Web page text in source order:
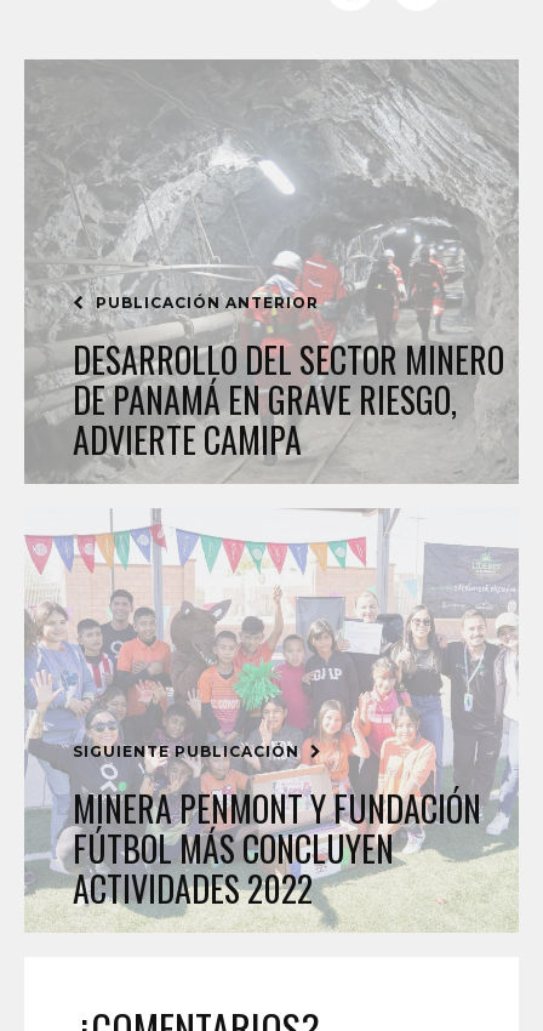
PUBLICACIÓN ANTERIOR
DESARROLLO DEL SECTOR MINERO
DE PANAMÁ EN GRAVE RIESGO,
ADVIERTE CAMIPA
SIGUIENTE PUBLICACIÓN
MINERA PENMONT Y FUNDACIÓN
FÚTBOL MÁS CONCLUYEN
ACTIVIDADES 2022